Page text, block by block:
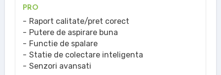
PRO
Raport calitate/pret corect
Putere de aspirare buna
Functie de spalare
Statie de colectare inteligenta
Senzori avansati